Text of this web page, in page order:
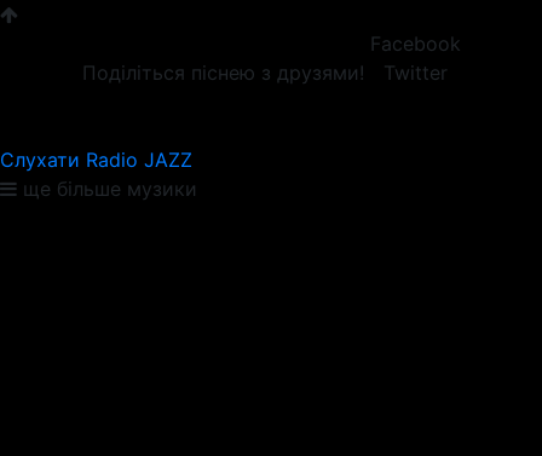
Поділіться піснею з друзями!
Facebook
Twitter
Слухати Radio JAZZ
ще більше музики